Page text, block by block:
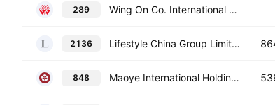
289 Wing On Co. International Ltd.
2136 Lifestyle China Group Limited
848 Maoye International Holdings Ltd.